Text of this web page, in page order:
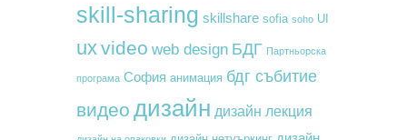
skill-sharing skillshare sofia soho UI
uxvideo web design БДГ Партньорска
програма София анимация бдг събитие
видео дизайн дизайн лекция